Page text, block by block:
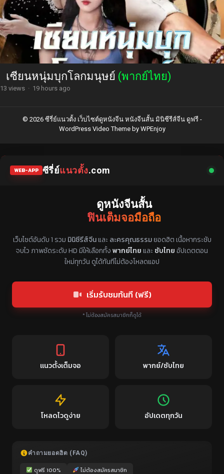
เซียนหนุ่มบุกโลกมนุษย์ (พากย์ไทย)
13 views · 19 hours ago
© 2026 ซีรี่ย์แนวตั้ง เว็บไซต์ดูหนังจีน หนังจีนสั้น มินิซีรีส์จีน ดูฟรี -
WordPress Video Themeby WPEnjoy
WEB-APP ซีรี่ย์แนวตั้ง.com
ดูหนังจีนสั้น
ฟินเต็มจอมือถือ
เว็บไซต์อันดับ 1 รวม มินิซีรีส์จีนและ ละครคุณธรรมยอดฮิต เนื้อหากระชับ
จบไว ภาพชัดระดับ HD มีให้เลือกทั้งพากย์ไทยและ ซับไทยอัปเดตตอน
ใหม่ทุกวัน ดูได้ทันทีไม่ต้องโหลดแอป
เริ่มรับชมทันที (ฟรี)
* ไม่ต้องสมัครสมาชิกก็ดูได้
แนวตั้งเต็มจอ พากย์/ซับไทย
โหลดไวดูง่าย อัปเดตทุกวัน
คำถามยอดฮิต (FAQ)
ดูฟรี 100% ไม่ต้องสมัครสมาชิก